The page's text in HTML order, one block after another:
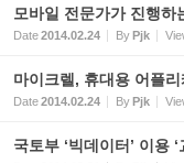
모바일 전문가가 진행하
Date2014.02.24 ByPjk
마이크렐, 휴대용 어플
Date2014.02.24 ByPjk
국토부 ‘빅데이터’ 이용